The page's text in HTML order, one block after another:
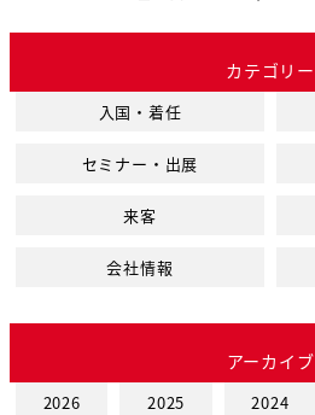
動
カテゴリー
入国・着任
セミナー・出展
来客
会社情報
アーカイブ
2026 2025 2024